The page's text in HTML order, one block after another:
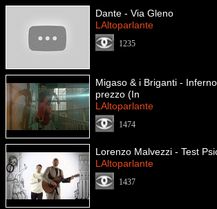
Dante - Via Gleno
LAltoparlante
1235
Migaso & i Briganti -
prezzo (In
LAltoparlante
1474
Lorenzo Malvezzi - Test
LAltoparlante
1437